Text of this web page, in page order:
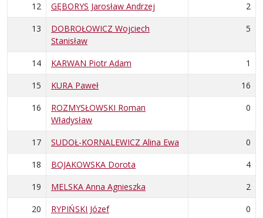
12
GĘBORYS Jarosław Andrzej
2
13
DOBROŁOWICZ Wojciech
Stanisław
5
14 KARWAN Piotr Adam
1
15
KURA Paweł
16
16
ROZMYSŁOWSKI Roman
Władysław
0
17 SUDOŁ-KORNALEWICZ Alina Ewa
0
18
BOJAKOWSKA Dorota
4
19
MELSKA Anna Agnieszka
2
20
RYPIŃSKI Józef 0